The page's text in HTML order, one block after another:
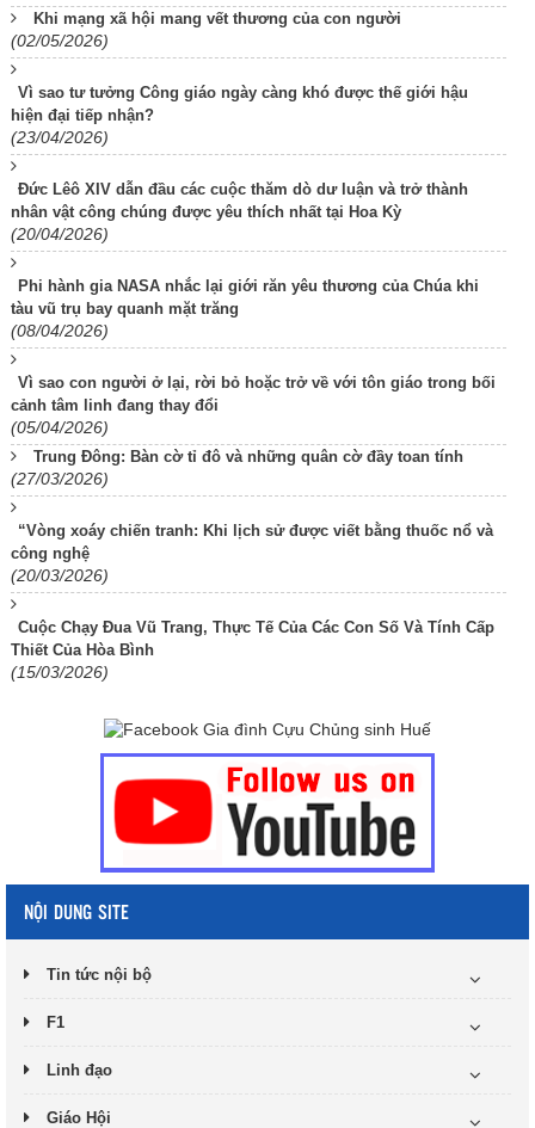
Khi mạng xã hội mang vết thương của con người
(02/05/2026)
Vì sao tư tưởng Công giáo ngày càng khó được thế giới hậu
hiện đại tiếp nhận?
(23/04/2026)
Đức Lêô XIV dẫn đầu các cuộc thăm dò dư luận và trở thành
nhân vật công chúng được yêu thích nhất tại Hoa Kỳ
(20/04/2026)
Phi hành gia NASA nhắc lại giới răn yêu thương của Chúa khi
tàu vũ trụ bay quanh mặt trăng
(08/04/2026)
Vì sao con người ở lại, rời bỏ hoặc trở về với tôn giáo trong bối
cảnh tâm linh đang thay đổi
(05/04/2026)
Trung Đông: Bàn cờ tỉ đô và những quân cờ đầy toan tính
(27/03/2026)
“Vòng xoáy chiến tranh: Khi lịch sử được viết bằng thuốc nổ và
công nghệ
(20/03/2026)
Cuộc Chạy Đua Vũ Trang, Thực Tế Của Các Con Số Và Tính Cấp
Thiết Của Hòa Bình
(15/03/2026)
NỘI DUNG SITE
Tin tức nội bộ
F1
Linh đạo
Giáo Hội